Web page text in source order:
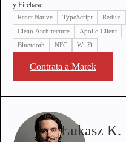
y Firebase.
React Native TypeScript Redux
Clean Architecture
Apollo Client
Bluetooth
NFC Wi-Fi
Contrata a Marek
Łukasz K.